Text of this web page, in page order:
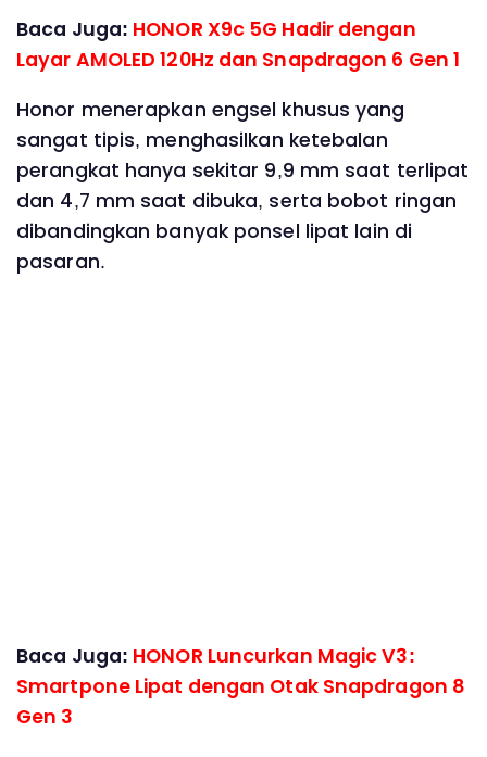
Baca Juga: HONOR X9c 5G Hadir dengan
Layar AMOLED 120Hz dan Snapdragon 6 Gen 1
Honor menerapkan engsel khusus yang
sangat tipis, menghasilkan ketebalan
perangkat hanya sekitar 9,9 mm saat terlipat
dan 4,7 mm saat dibuka, serta bobot ringan
dibandingkan banyak ponsel lipat lain di
pasaran.
Baca Juga: HONOR Luncurkan Magic V3:
Smartpone Lipat dengan Otak Snapdragon 8
Gen 3